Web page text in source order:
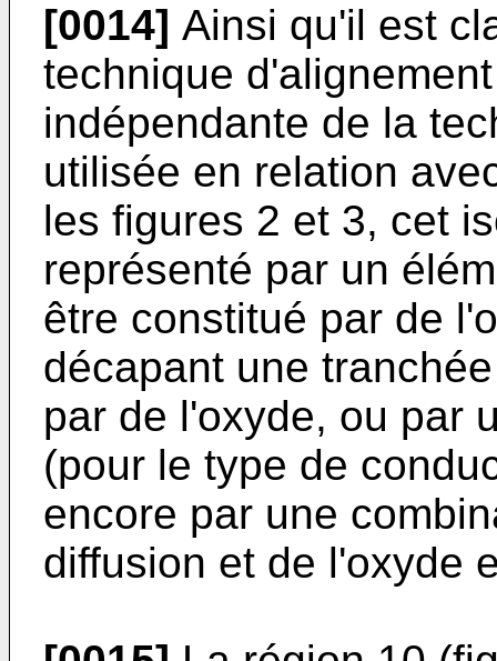
[0014] Ainsi qu'il est
technique
indépendante de la
utilisée en relation
les figures 2 et 3, cet
représenté par un
être constitué par de
décapant une
par de l'oxyde, ou par
(pour le type de
encore par une
diffusion et de l'oxyde